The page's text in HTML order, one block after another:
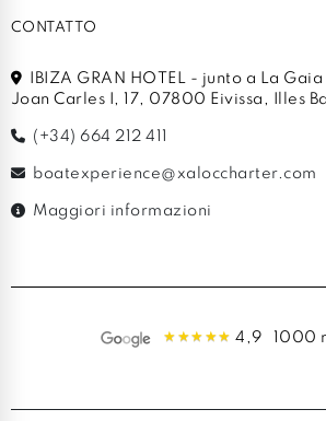
CONTATTO
IBIZA GRAN HOTEL - junto a La
Joan Carles I, 17, 07800 Eivissa, Illes
(+34) 664 212 411
boatexperience@xaloccharter.com
Maggiori informazioni
4,9 1000